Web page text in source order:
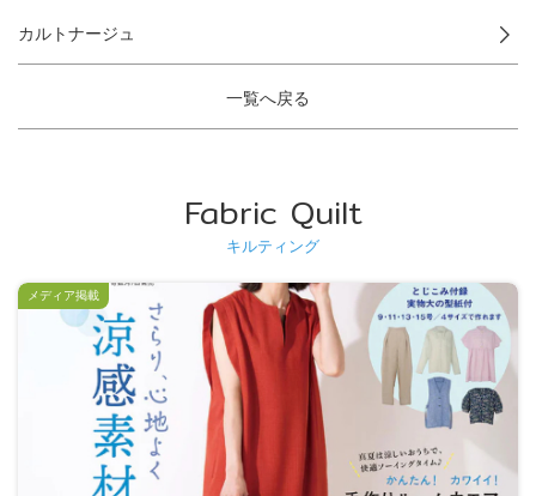
一覧へ戻る
カルトナージュ
Fabric Quilt
キルティング
メディア掲載